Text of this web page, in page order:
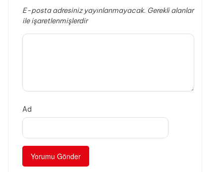
E-posta adresiniz yayınlanmayacak. Gerekli alanlar
ile işaretlenmişlerdir
Ad